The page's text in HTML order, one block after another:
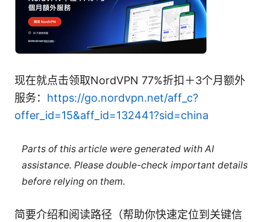
现在就点击领取NordVPN 77%折扣＋3个月额外
服务： https://go.nordvpn.net/aff_c?
offer_id=15&aff_id=132441?sid=china
Parts of this article were generated with AI
assistance. Please double-check important details
before relying on them.
简要介绍和阅读路径（帮助你快速定位到关键信